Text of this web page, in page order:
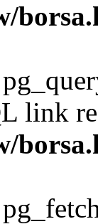
link